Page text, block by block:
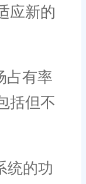
应新的
有率
括但不
统的功